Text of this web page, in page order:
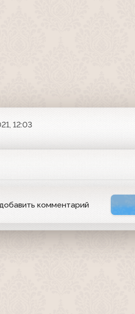
12:03
комментарий